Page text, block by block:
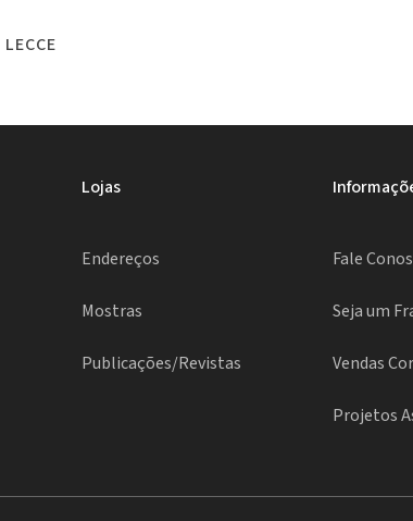
LECCE
Lojas
Endereços
Mostras
Publicações/Revistas
Fale
Seja um
Vendas
Projetos